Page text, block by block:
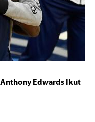
Edwards Ikut